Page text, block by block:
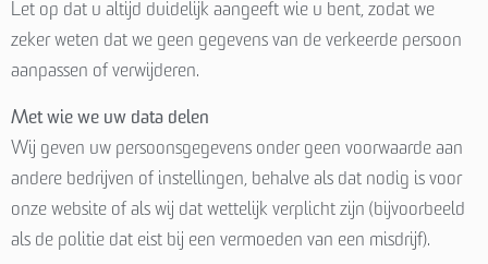
Let op dat u altijd duidelijk aangeeft wie u bent, zodat we
zeker weten dat we geen gegevens van de verkeerde persoon
aanpassen of verwijderen.
Met wie we uw data delen
Wij geven uw persoonsgegevens onder geen voorwaarde aan
andere bedrijven of instellingen, behalve als dat nodig is voor
onze website of als wij dat wettelijk verplicht zijn (bijvoorbeeld
als de politie dat eist bij een vermoeden van een misdrijf).